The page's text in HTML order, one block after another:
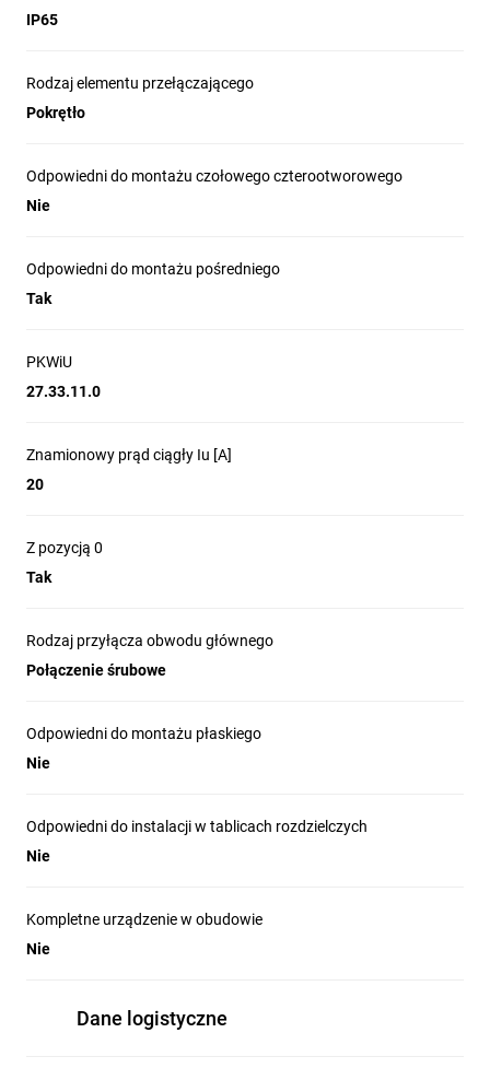
IP65
Rodzaj elementu przełączającego
Pokrętło
Odpowiedni do montażu czołowego czterootworowego
Nie
Odpowiedni do montażu pośredniego
Tak
PKWiU
27.33.11.0
Znamionowy prąd ciągły Iu [A]
20
Z pozycją 0
Tak
Rodzaj przyłącza obwodu głównego
Połączenie śrubowe
Odpowiedni do montażu płaskiego
Nie
Odpowiedni do instalacji w tablicach rozdzielczych
Nie
Kompletne urządzenie w obudowie
Nie
Dane logistyczne